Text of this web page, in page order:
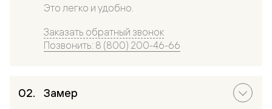
Это легко и удобно.
Заказать обратный звонок
Позвонить: 8 (800) 200-46-66
Замер